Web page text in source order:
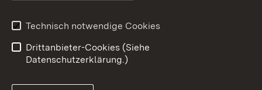
Ernährung - Ländlicher
Technisch notwendige Cookies
Drittanbieter-Cookies (Siehe
Datenschutzerklärung.)